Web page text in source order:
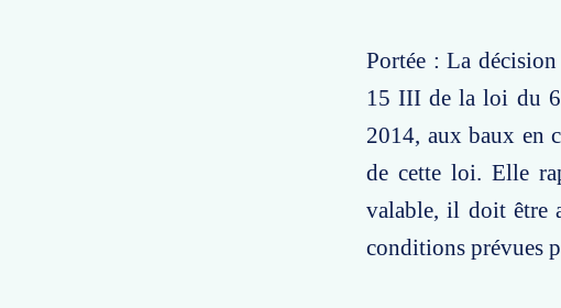
Portée : La
15 III de la loi du 6
2014, aux baux en
de cette loi. Elle
valable, il doit être
conditions prévues